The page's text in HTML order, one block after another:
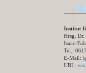
Institut
Hrsg. Dr.
Isaac-
Tel.:
E-Mail:
URL: